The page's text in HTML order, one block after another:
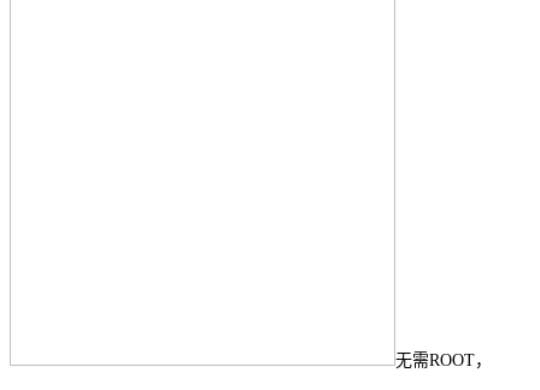
无需ROOT，